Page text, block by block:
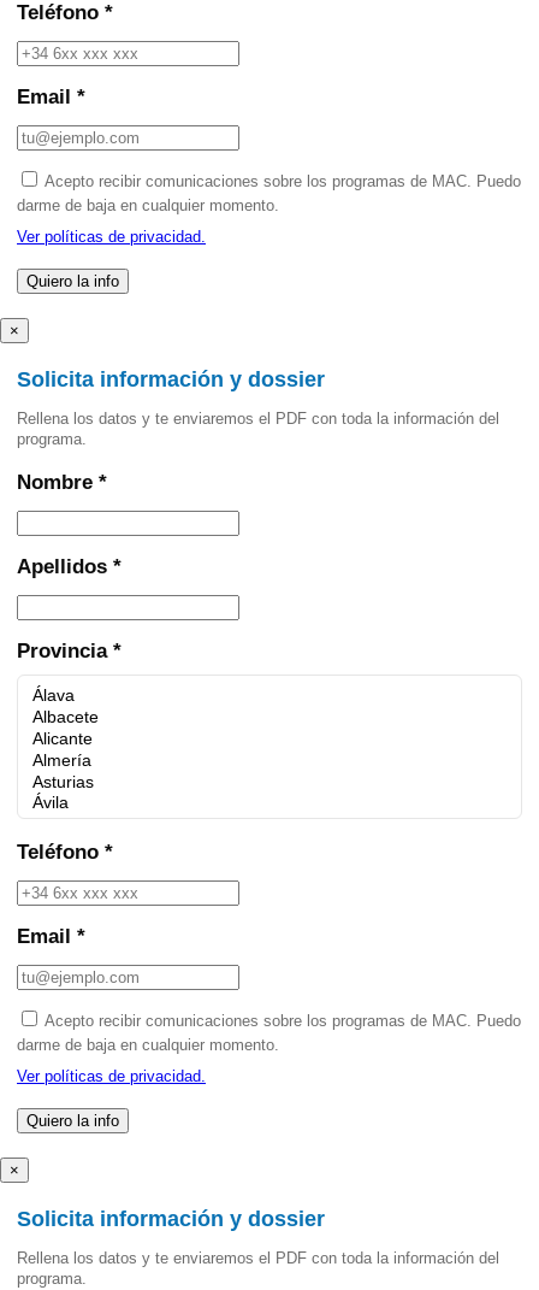
Teléfono *
Email *
Acepto recibir comunicaciones sobre los programas de MAC. Puedo
darme de baja en cualquier momento.
Ver políticas de privacidad.
×
Solicita información y dossier
Rellena los datos y te enviaremos el PDF con toda la información del
programa.
Nombre *
Apellidos *
Provincia *
Teléfono *
Email *
Acepto recibir comunicaciones sobre los programas de MAC. Puedo
darme de baja en cualquier momento.
Ver políticas de privacidad.
×
Solicita información y dossier
Rellena los datos y te enviaremos el PDF con toda la información del
programa.